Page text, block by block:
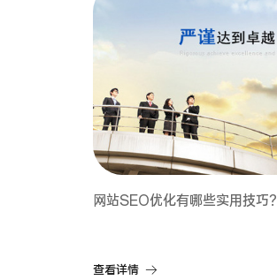
网站SEO优化有哪些实用技巧？
查看详情